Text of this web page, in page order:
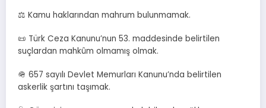
⚖️ Kamu haklarından mahrum bulunmamak.
📜 Türk Ceza Kanunu’nun 53. maddesinde belirtilen
suçlardan mahkûm olmamış olmak.
🪖 657 sayılı Devlet Memurları Kanunu’nda belirtilen
askerlik şartını taşımak.